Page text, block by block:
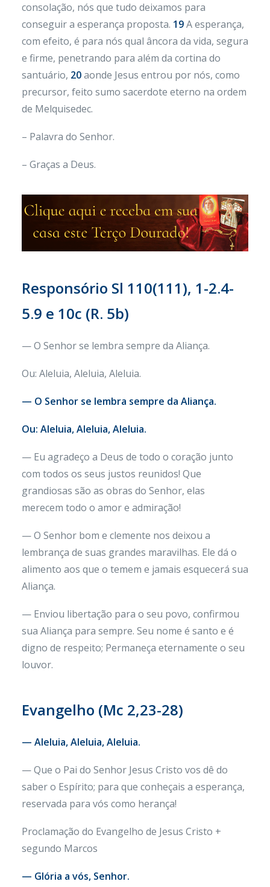
consolação, nós que tudo deixamos para
conseguir a esperança proposta. 19A esperança,
com efeito, é para nós qual âncora da vida, segura
e firme, penetrando para além da cortina do
santuário, 20aonde Jesus entrou por nós, como
precursor, feito sumo sacerdote eterno na ordem
de Melquisedec.
– Palavra do Senhor.
– Graças a Deus.
Responsório Sl 110(111), 1-2.4-
5.9 e 10c (R. 5b)
— O Senhor se lembra sempre da Aliança.
Ou: Aleluia, Aleluia, Aleluia.
— O Senhor se lembra sempre da Aliança.
Ou: Aleluia, Aleluia, Aleluia.
— Eu agradeço a Deus de todo o coração junto
com todos os seus justos reunidos! Que
grandiosas são as obras do Senhor, elas
merecem todo o amor e admiração!
— O Senhor bom e clemente nos deixou a
lembrança de suas grandes maravilhas. Ele dá o
alimento aos que o temem e jamais esquecerá sua
Aliança.
— Enviou libertação para o seu povo, confirmou
sua Aliança para sempre. Seu nome é santo e é
digno de respeito; Permaneça eternamente o seu
louvor.
Evangelho (Mc 2,23-28)
— Aleluia, Aleluia, Aleluia.
— Que o Pai do Senhor Jesus Cristo vos dê do
saber o Espírito; para que conheçais a esperança,
reservada para vós como herança!
Proclamação do Evangelho de Jesus Cristo +
segundo Marcos
— Glória a vós, Senhor.